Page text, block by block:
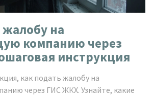
на
компанию через
инструкция
как подать жалобу на
через ГИС ЖКХ. Узнайте, какие